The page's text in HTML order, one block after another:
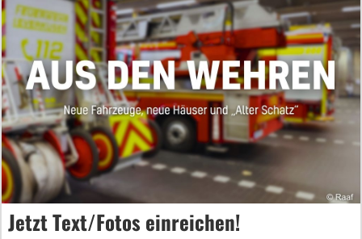
Jetzt Text/Fotos einreichen!